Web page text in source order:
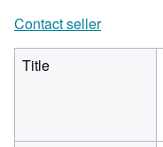
Contact seller
Title